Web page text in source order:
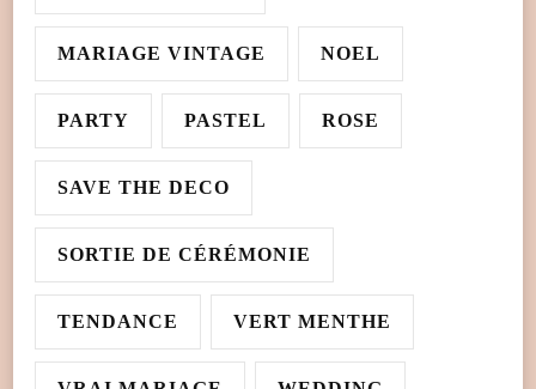
MARIAGE VINTAGE NOEL
PARTY PASTEL ROSE
SAVE THE DECO
SORTIE DE CÉRÉMONIE
TENDANCE VERT MENTHE